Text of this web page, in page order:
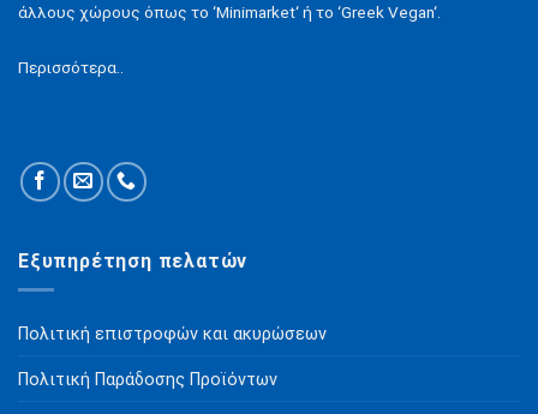
άλλους χώρους όπως το ‘Minimarket‘ ή το ‘Greek Vegan‘.
Περισσότερα..
Εξυπηρέτηση πελατών
Πολιτική επιστροφών και ακυρώσεων
Πολιτική Παράδοσης Προϊόντων